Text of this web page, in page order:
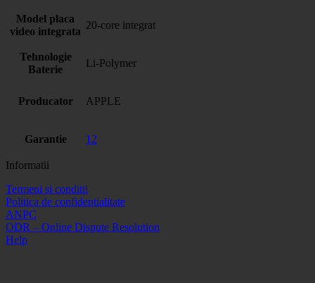
Model placa
video integrata
20-core integrat
Tehnologie
Baterie
Li-Polymer
Producator APPLE
Garantie 12
Informatii
Termeni si conditii
Politica de confidentialitate
ANPC
ODR – Online Dispute Resolution
Help